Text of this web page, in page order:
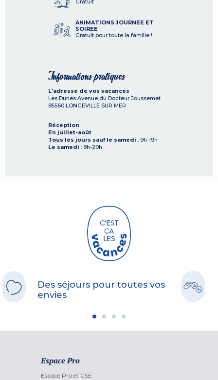
Gratuit
ANIMATIONS JOURNEE ET
SOIREE
Gratuit pour toute la famille !
Informations pratiques
L'adresse de vos vacances
Les Dunes Avenue du Docteur Joussemet
85560 LONGEVILLE SUR MER
Réception
En juillet-août
Tous les jours sauf le samedi : 9h-19h
Le samedi : 8h-20h
Des séjours pour toutes vos
envies
Espace Pro
Espace Pro et CSE